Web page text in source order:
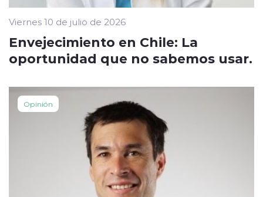
Viernes 10 de julio de 2026
Envejecimiento en Chile: La
oportunidad que no sabemos usar.
Opinión